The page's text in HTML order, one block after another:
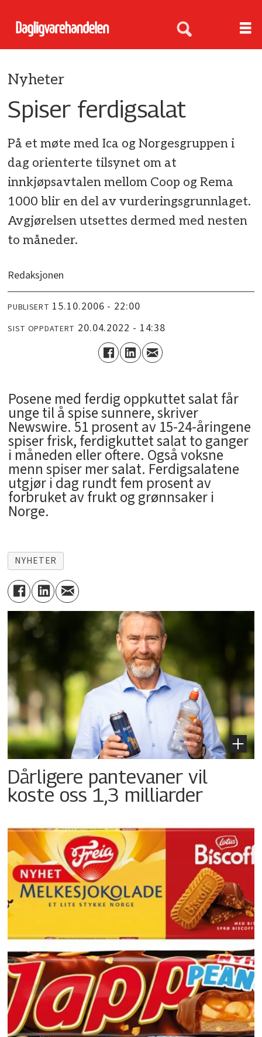
Nyheter
Spiser ferdigsalat
På et møte med Ica og Norgesgruppen i
dag orienterte tilsynet om at
innkjøpsavtalen mellom Coop og Rema
1000 blir en del av vurderingsgrunnlaget.
Avgjørelsen utsettes dermed med nesten
to måneder.
Redaksjonen
PUBLISERT 15.10.2006 - 22:00
SIST OPPDATERT 20.04.2022 - 14:38
Posene med ferdig oppkuttet salat får
unge til å spise sunnere, skriver
Newswire. 51 prosent av 15-24-åringene
spiser frisk, ferdigkuttet salat to ganger
i måneden eller oftere. Også voksne
menn spiser mer salat. Ferdigsalatene
utgjør i dag rundt fem prosent av
forbruket av frukt og grønnsaker i
Norge.
NYHETER
Dårligere pantevaner vil
koste oss 1,3 milliarder